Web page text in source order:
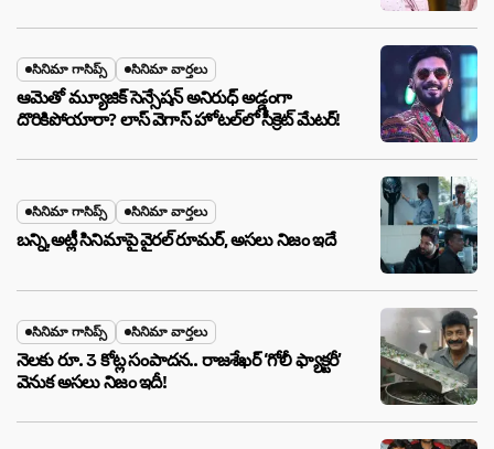
సినిమా గాసిప్స్ సినిమా వార్తలు
ఆమెతో మ్యూజిక్ సెన్సేషన్ అనిరుధ్ అడ్డంగా
దొరికిపోయారా? లాస్ వెగాస్ హోటల్‌లో సీక్రెట్ మేటర్!
సినిమా గాసిప్స్ సినిమా వార్తలు
బన్ని,అట్లీ సినిమాపై వైరల్ రూమర్, అసలు నిజం ఇదే
సినిమా గాసిప్స్ సినిమా వార్తలు
నెలకు రూ. 3 కోట్ల సంపాదన.. రాజశేఖర్ ‘గోలీ ఫ్యాక్టరీ’
వెనుక అసలు నిజం ఇదీ!